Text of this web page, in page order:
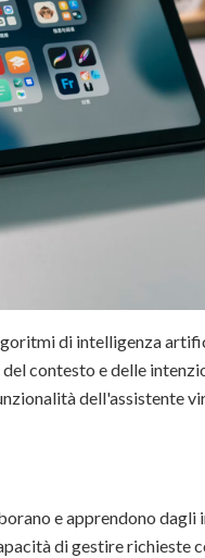
di intelligenza
contesto e delle
dell'assistente
e apprendono dagli
di gestire richieste